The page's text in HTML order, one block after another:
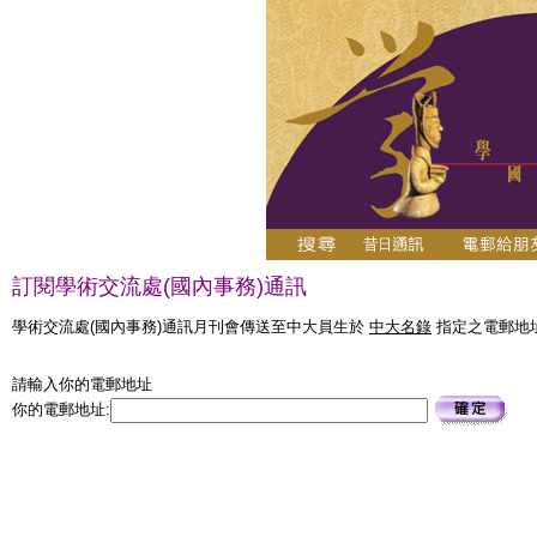
訂閱學術交流處(國內事務)通訊
學術交流處(國內事務)通訊月刊會傳送至中大員生於 中大名錄 指定之電郵地
請輸入你的電郵地址
你的電郵地址: